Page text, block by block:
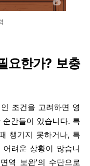
요한가? 보충
조건을 고려하면 영
간들이 있습니다. 특
챙기지 못하거나, 특
려운 상황이 많습니
역 보완'의 수단으로